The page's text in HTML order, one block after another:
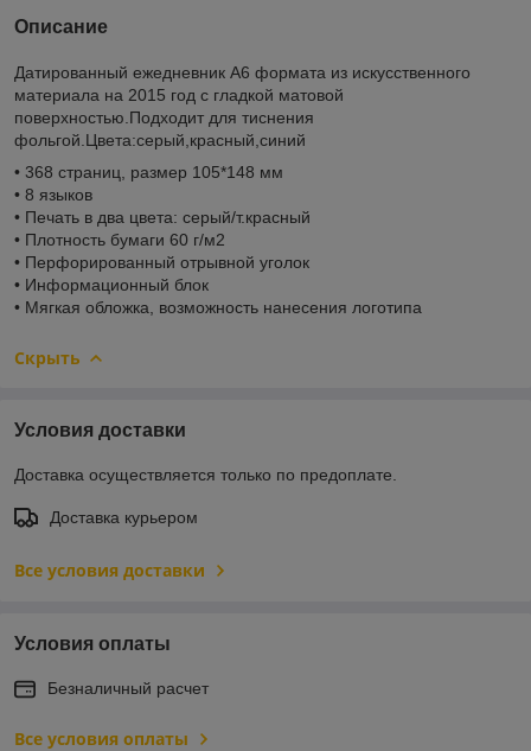
Описание
Датированный ежедневник А6 формата из искусственного
материала на 2015 год с гладкой матовой
поверхностью.Подходит для тиснения
фольгой.Цвета:серый,красный,синий
• 368 страниц, размер 105*148 мм
• 8 языков
• Печать в два цвета: серый/т.красный
• Плотность бумаги 60 г/м2
• Перфорированный отрывной уголок
• Информационный блок
• Мягкая обложка, возможность нанесения логотипа
Скрыть
Условия доставки
Доставка осуществляется только по предоплате.
Доставка курьером
Все условия доставки
Условия оплаты
Безналичный расчет
Все условия оплаты